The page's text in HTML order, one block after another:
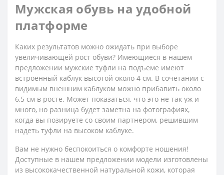
Мужская обувь на удобной
платформе
Каких результатов можно ожидать при выборе
увеличивающей рост обуви? Имеющиеся в нашем
предложении мужские туфли на подъеме имеют
встроенный каблук высотой около 4 см. В сочетании с
видимым внешним каблуком можно прибавить около
6,5 см в росте. Может показаться, что это не так уж и
много, но разница будет заметна на фотографиях,
когда вы позируете со своим партнером, решившим
надеть туфли на высоком каблуке.
Вам не нужно беспокоиться о комфорте ношения!
Доступные в нашем предложении модели изготовлены
из высококачественной натуральной кожи, которая